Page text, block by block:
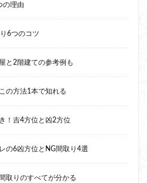
の理由
6つのコツ
と2階建ての参考例も
の方法1本で知れる
！吉4方位と凶2方位
の6凶方位とNG間取り4選
取りのすべてが分かる